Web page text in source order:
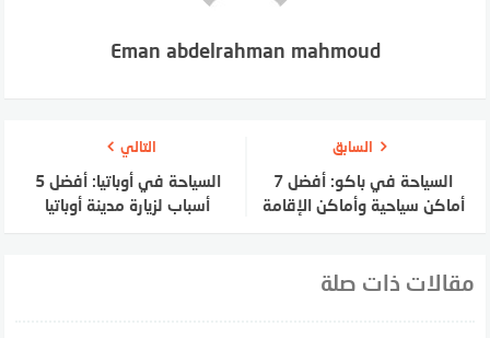
Eman abdelrahman mahmoud
السابق
السياحة في باكو: أفضل 7
أماكن سياحية وأماكن الإقامة
التالي
السياحة في أوباتيا: أفضل 5
أسباب لزيارة مدينة أوباتيا
مقالات ذات صلة